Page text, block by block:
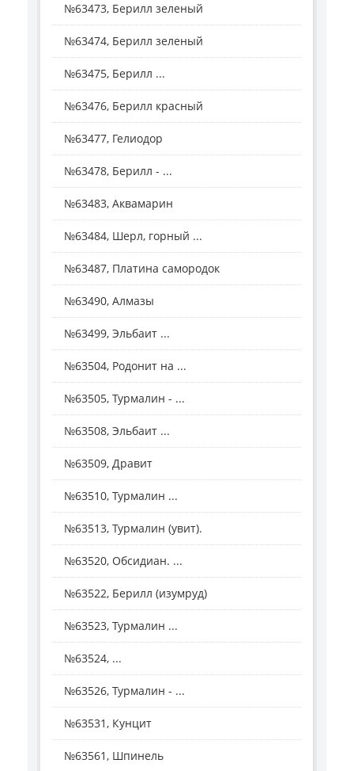
№63473, Берилл зеленый
№63474, Берилл зеленый
№63475, Берилл ...
№63476, Берилл красный
№63477, Гелиодор
№63478, Берилл - ...
№63483, Аквамарин
№63484, Шерл, горный ...
№63487, Платина самородок
№63490, Алмазы
№63499, Эльбаит ...
№63504, Родонит на ...
№63505, Турмалин - ...
№63508, Эльбаит ...
№63509, Дравит
№63510, Турмалин ...
№63513, Турмалин (увит).
№63520, Обсидиан. ...
№63522, Берилл (изумруд)
№63523, Турмалин ...
№63524, ...
№63526, Турмалин - ...
№63531, Кунцит
№63561, Шпинель